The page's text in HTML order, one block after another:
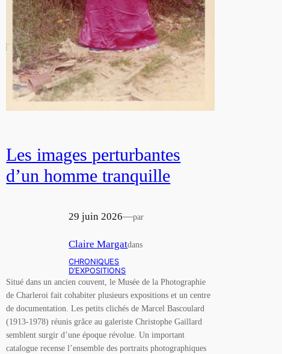
Les images perturbantes
d’un homme tranquille
29 juin 2026—par
Claire Margatdans
CHRONIQUES
D’EXPOSITIONS
Situé dans un ancien couvent, le Musée de la Photographie
de Charleroi fait cohabiter plusieurs expositions et un centre
de documentation. Les petits clichés de Marcel Bascoulard
(1913-1978) réunis grâce au galeriste Christophe Gaillard
semblent surgir d’une époque révolue. Un important
catalogue recense l’ensemble des portraits photographiques